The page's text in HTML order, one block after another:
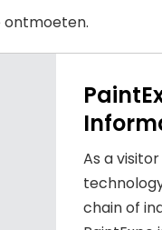
ontmoeten.
As a
chain of